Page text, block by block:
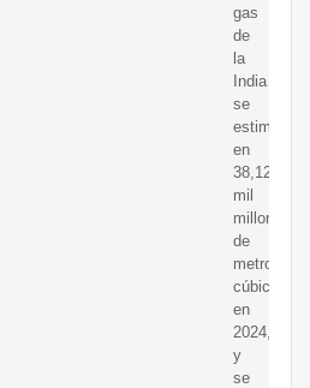
gas
de
la
India
se
estima
en
38,12
mil
millones
de
metros
cúbicos
en
2024,
y
se